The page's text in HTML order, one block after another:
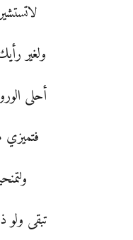
ولغير
أحلى
تبقى